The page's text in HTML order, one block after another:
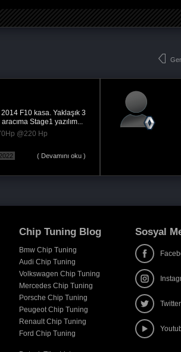
Remaps'a kurumsal bir x
gittim.Ümit bey yeni bir yazılım
Renault Megane 1.5 DCi -
Chip Tuning Blog
Bmw Chip Tuning
Audi Chip Tuning
Volkswagen Chip Tuning
Mercedes Chip Tuning
Porsche Chip Tuning
Peugeot Chip Tuning
Renault Chip Tuning
Ford Chip Tuning
Sosyal
Twitter